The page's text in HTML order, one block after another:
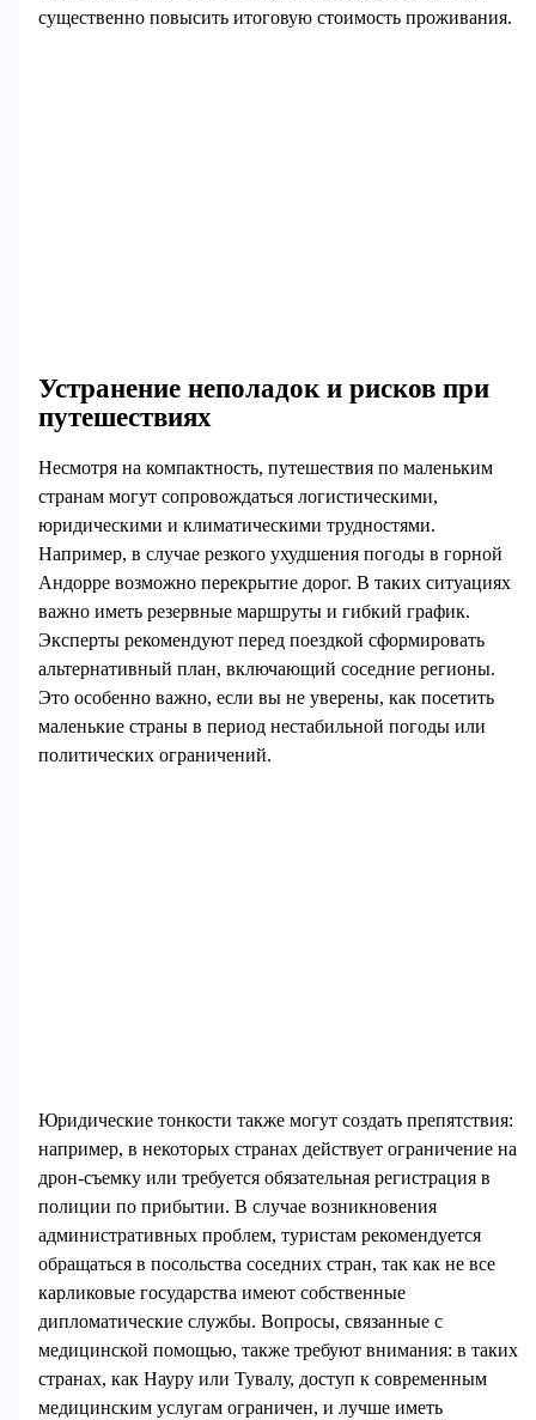
существенно повысить итоговую стоимость проживания.
Устранение неполадок и рисков при
путешествиях
Несмотря на компактность, путешествия по маленьким
странам могут сопровождаться логистическими,
юридическими и климатическими трудностями.
Например, в случае резкого ухудшения погоды в горной
Андорре возможно перекрытие дорог. В таких ситуациях
важно иметь резервные маршруты и гибкий график.
Эксперты рекомендуют перед поездкой сформировать
альтернативный план, включающий соседние регионы.
Это особенно важно, если вы не уверены, как посетить
маленькие страны в период нестабильной погоды или
политических ограничений.
Юридические тонкости также могут создать препятствия:
например, в некоторых странах действует ограничение на
дрон-съемку или требуется обязательная регистрация в
полиции по прибытии. В случае возникновения
административных проблем, туристам рекомендуется
обращаться в посольства соседних стран, так как не все
карликовые государства имеют собственные
дипломатические службы. Вопросы, связанные с
медицинской помощью, также требуют внимания: в таких
странах, как Науру или Тувалу, доступ к современным
медицинским услугам ограничен, и лучше иметь